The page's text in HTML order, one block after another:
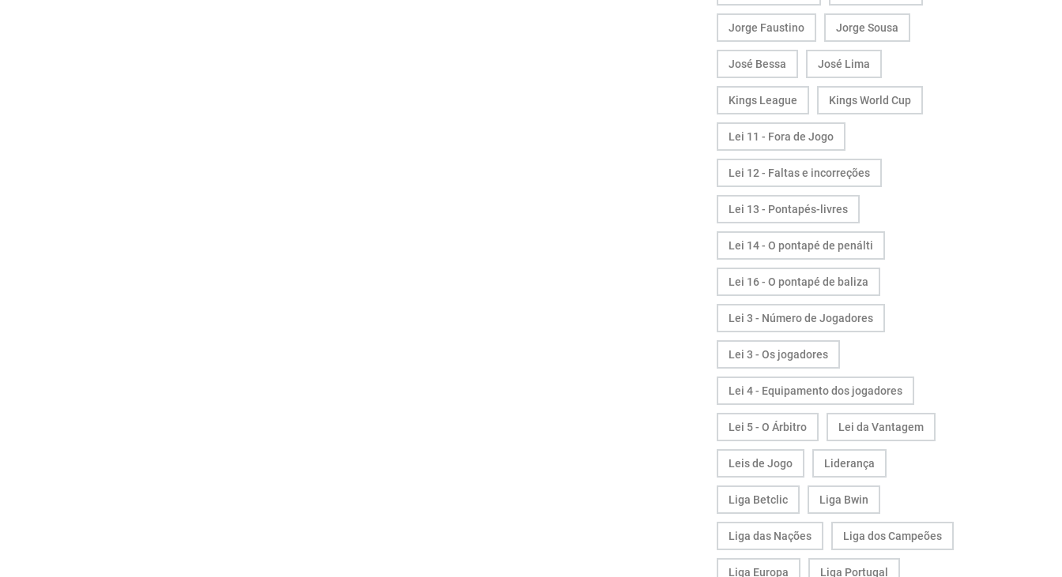
Jorge Faustino Jorge Sousa
José Bessa José Lima
Kings League Kings World Cup
Lei 11 - Fora de Jogo
Lei 12 - Faltas e incorreções
Lei 13 - Pontapés-livres
Lei 14 - O pontapé de penálti
Lei 16 - O pontapé de baliza
Lei 3 - Número de Jogadores
Lei 3 - Os jogadores
Lei 4 - Equipamento dos jogadores
Lei 5 - O Árbitro Lei da Vantagem
Leis de Jogo Liderança
Liga Betclic Liga Bwin
Liga das Nações Liga dos Campeões
Liga Europa Liga Portugal